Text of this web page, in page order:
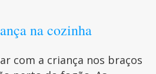
na cozinha
com a criança nos braços